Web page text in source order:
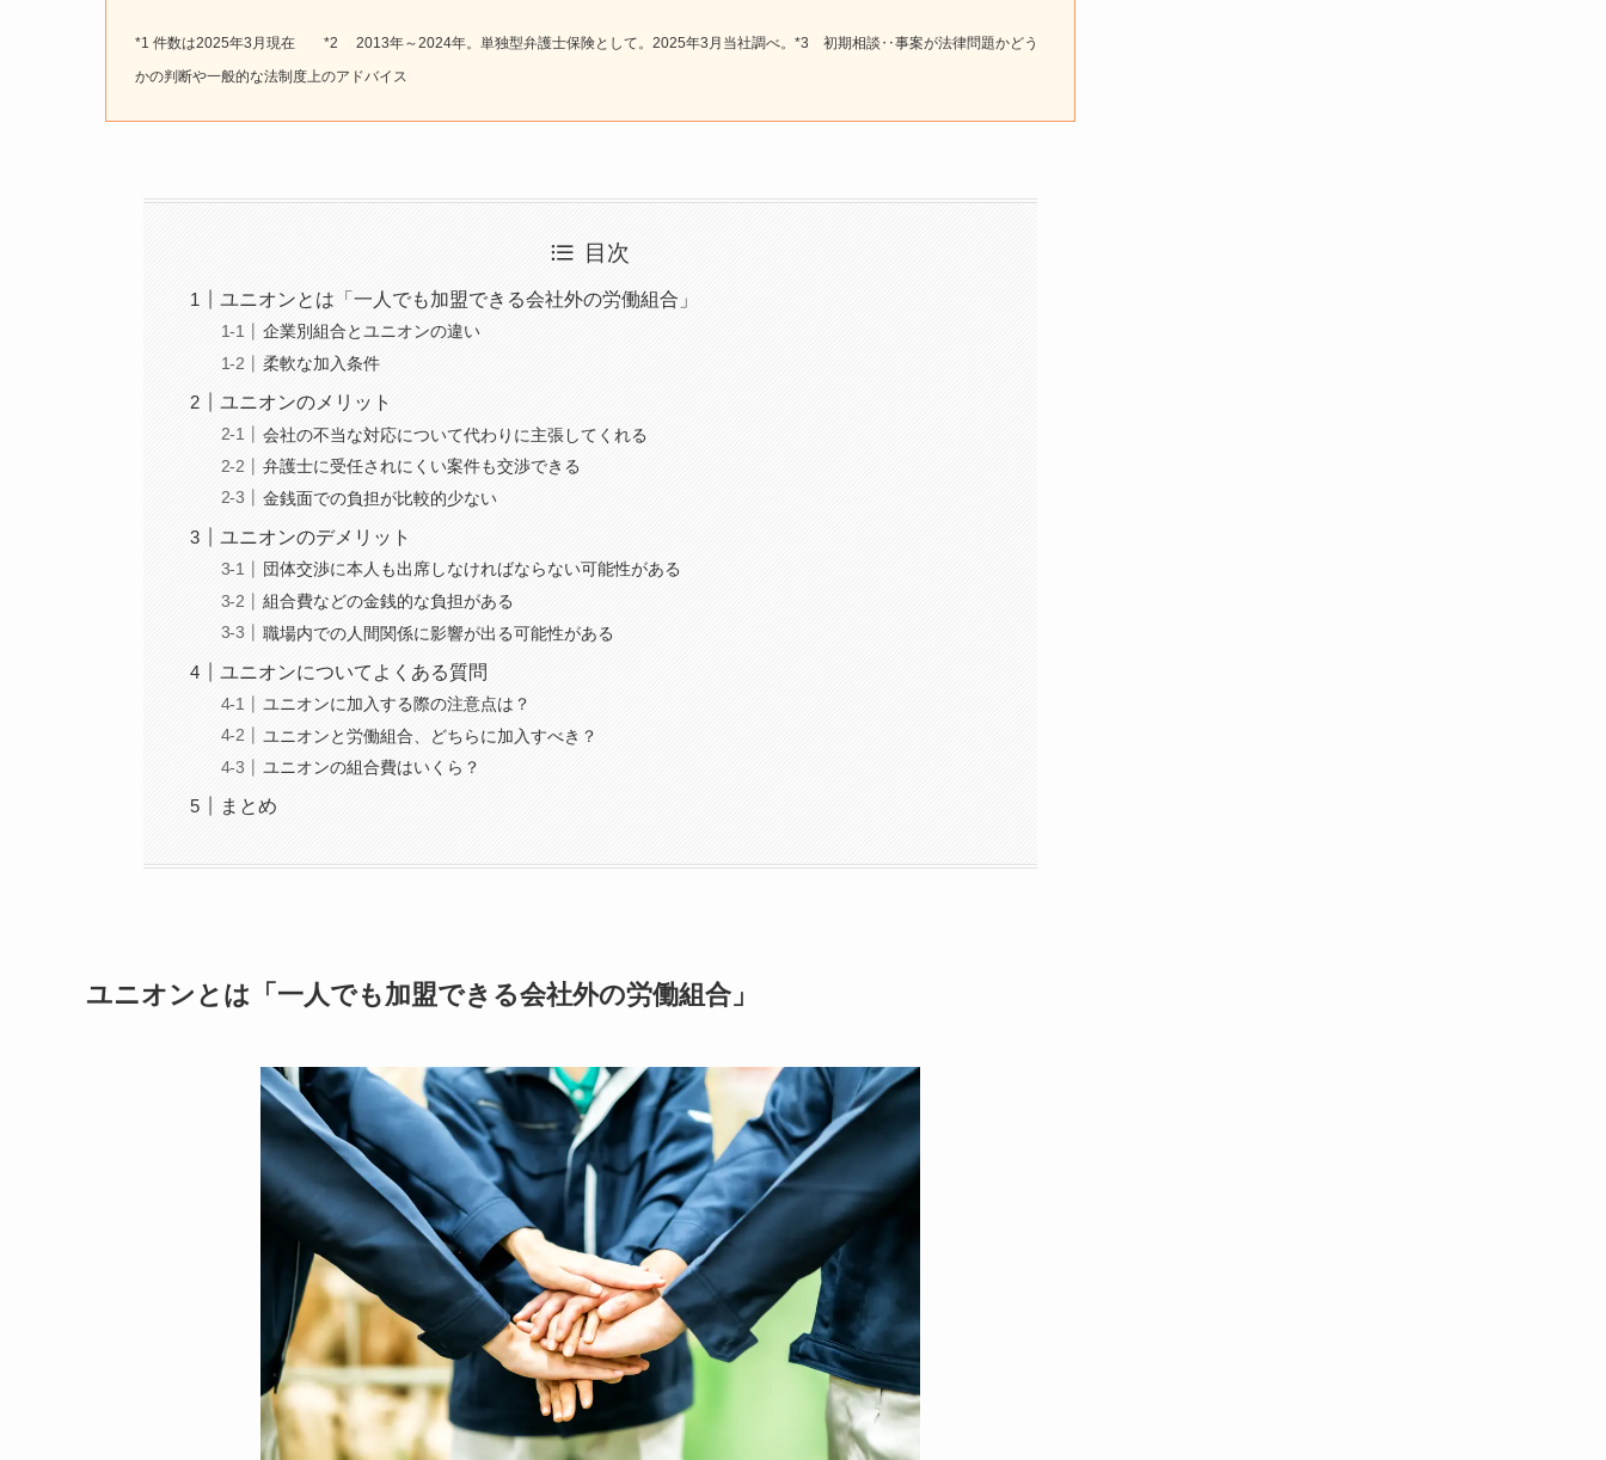
*1 件数は2025年3月現在 *2 2013年～2024年。単独型弁護士保険として。2025年3月当社調べ。*3 初期相談‥事案が法律問題かどう
かの判断や一般的な法制度上のアドバイス
目次
ユニオンとは「一人でも加盟できる会社外の労働組合」
企業別組合とユニオンの違い
柔軟な加入条件
ユニオンのメリット
会社の不当な対応について代わりに主張してくれる
弁護士に受任されにくい案件も交渉できる
金銭面での負担が比較的少ない
ユニオンのデメリット
団体交渉に本人も出席しなければならない可能性がある
組合費などの金銭的な負担がある
職場内での人間関係に影響が出る可能性がある
ユニオンについてよくある質問
ユニオンに加入する際の注意点は？
ユニオンと労働組合、どちらに加入すべき？
ユニオンの組合費はいくら？
まとめ
ユニオンとは「一人でも加盟できる会社外の労働組合」